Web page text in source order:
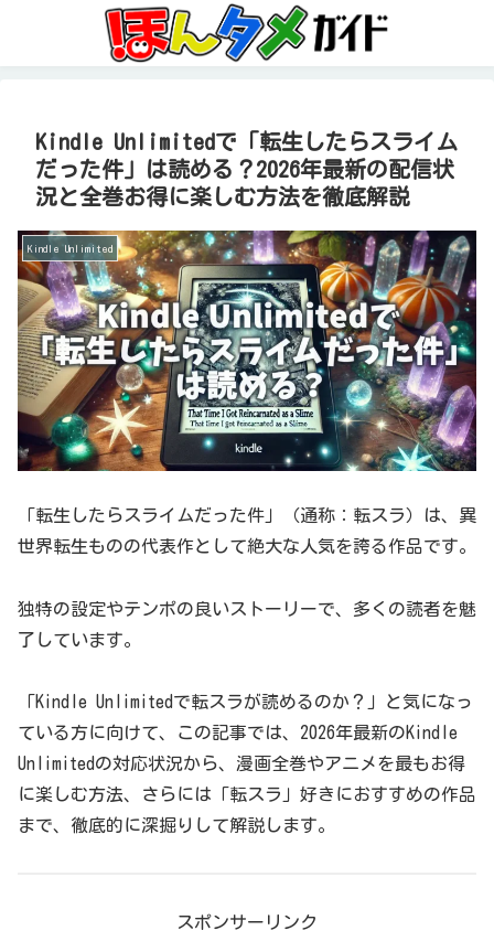
Kindle Unlimitedで「転生したらスライム
だった件」は読める？2026年最新の配信状
況と全巻お得に楽しむ方法を徹底解説
Kindle Unlimited
「転生したらスライムだった件」（通称：転スラ）は、異
世界転生ものの代表作として絶大な人気を誇る作品です。
独特の設定やテンポの良いストーリーで、多くの読者を魅
了しています。
「Kindle Unlimitedで転スラが読めるのか？」と気になっ
ている方に向けて、この記事では、2026年最新のKindle
Unlimitedの対応状況から、漫画全巻やアニメを最もお得
に楽しむ方法、さらには「転スラ」好きにおすすめの作品
まで、徹底的に深掘りして解説します。
スポンサーリンク